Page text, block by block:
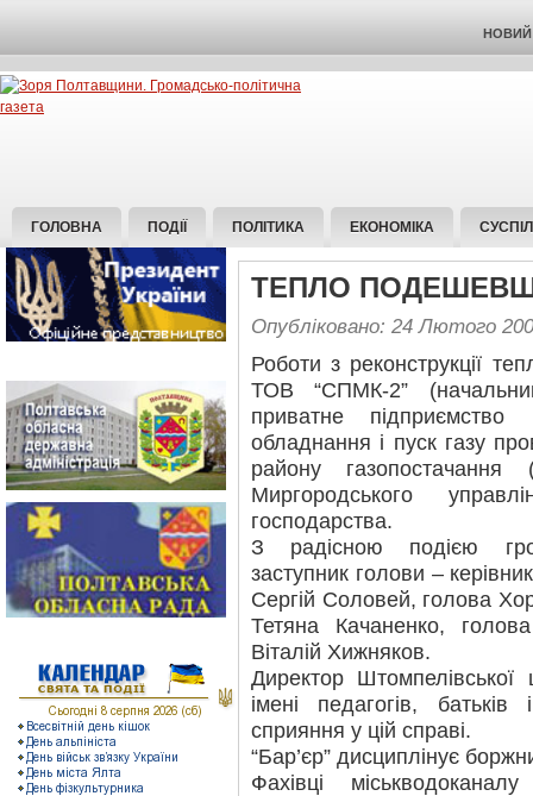
НОВИЙ
ГОЛОВНА ПОДІЇ ПОЛІТИКА ЕКОНОМІКА
ТЕПЛО
Опубліковано: 24 Лютого
Роботи з реконструкції
ТОВ “СПМК-2”
приватне
обладнання і пуск газу
району
Миргородського
господарства.
З радісною подією
заступник голови –
Сергій Соловей, голова
Тетяна Качаненко,
Віталій Хижняков.
Директор
імені педагогів,
сприяння у цій справі.
“Бар’єр” дисциплінує
Фахівці